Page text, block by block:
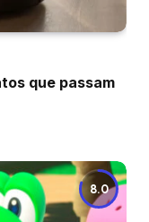
que passam
8.0